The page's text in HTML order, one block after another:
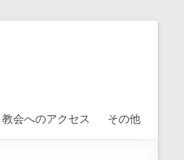
教会へのアクセス その他